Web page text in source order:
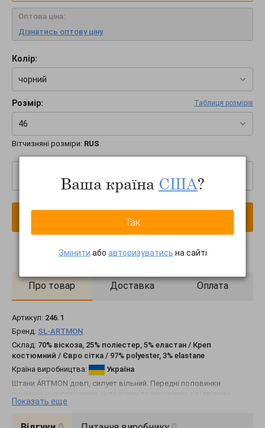
Оптова ціна:
Дізнатись оптову ціну
Колір:
чорний
Розмір: Таблиця розмірів
46
Вітчизняні розміри: RUS
В кошик
Про товар Доставка Оплата
Артикул: 246.1
Бренд: SL-ARTMON
Склад: 70% віскоза, 25% поліестер, 5% еластан / Креп
костюмний / Євро сітка / 97% polyester, 3% elastane
Країна виробництва:
Україна
Штани ÁRTMON довгі, силует вільний. Передні половинки
бочком. На талії пояс із шльовками. Застібка: гульфік із потайною
оброблений швом у підгин із закритим зрізом.
Показать еще
Ваша країна США?
Так
Змінити або авторизуватись на сайті